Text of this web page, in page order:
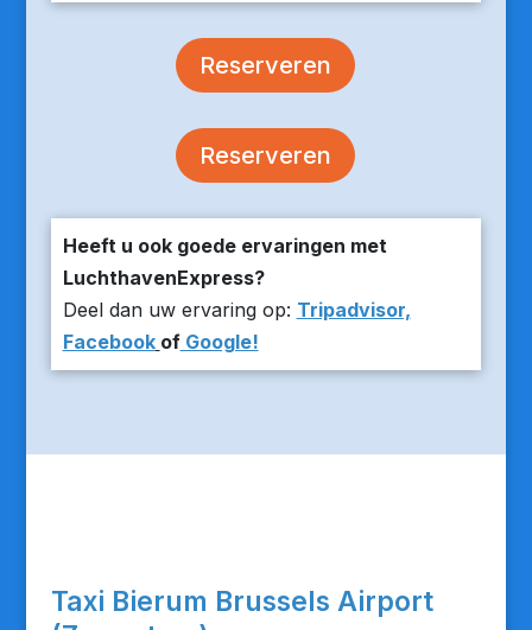
Reserveren
Reserveren
Heeft u ook goede ervaringen met
LuchthavenExpress?
Deel dan uw ervaring op: Tripadvisor,
Facebook ofGoogle!
Taxi Bierum Brussels Airport